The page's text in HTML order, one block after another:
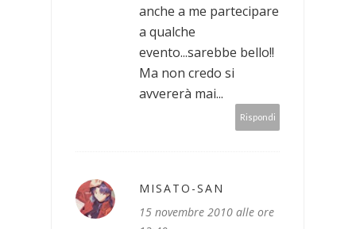
anche a me partecipare
a qualche
evento...sarebbe bello!!
Ma non credo si
avvererà mai...
Rispondi
MISATO-SAN
15 novembre 2010 alle ore